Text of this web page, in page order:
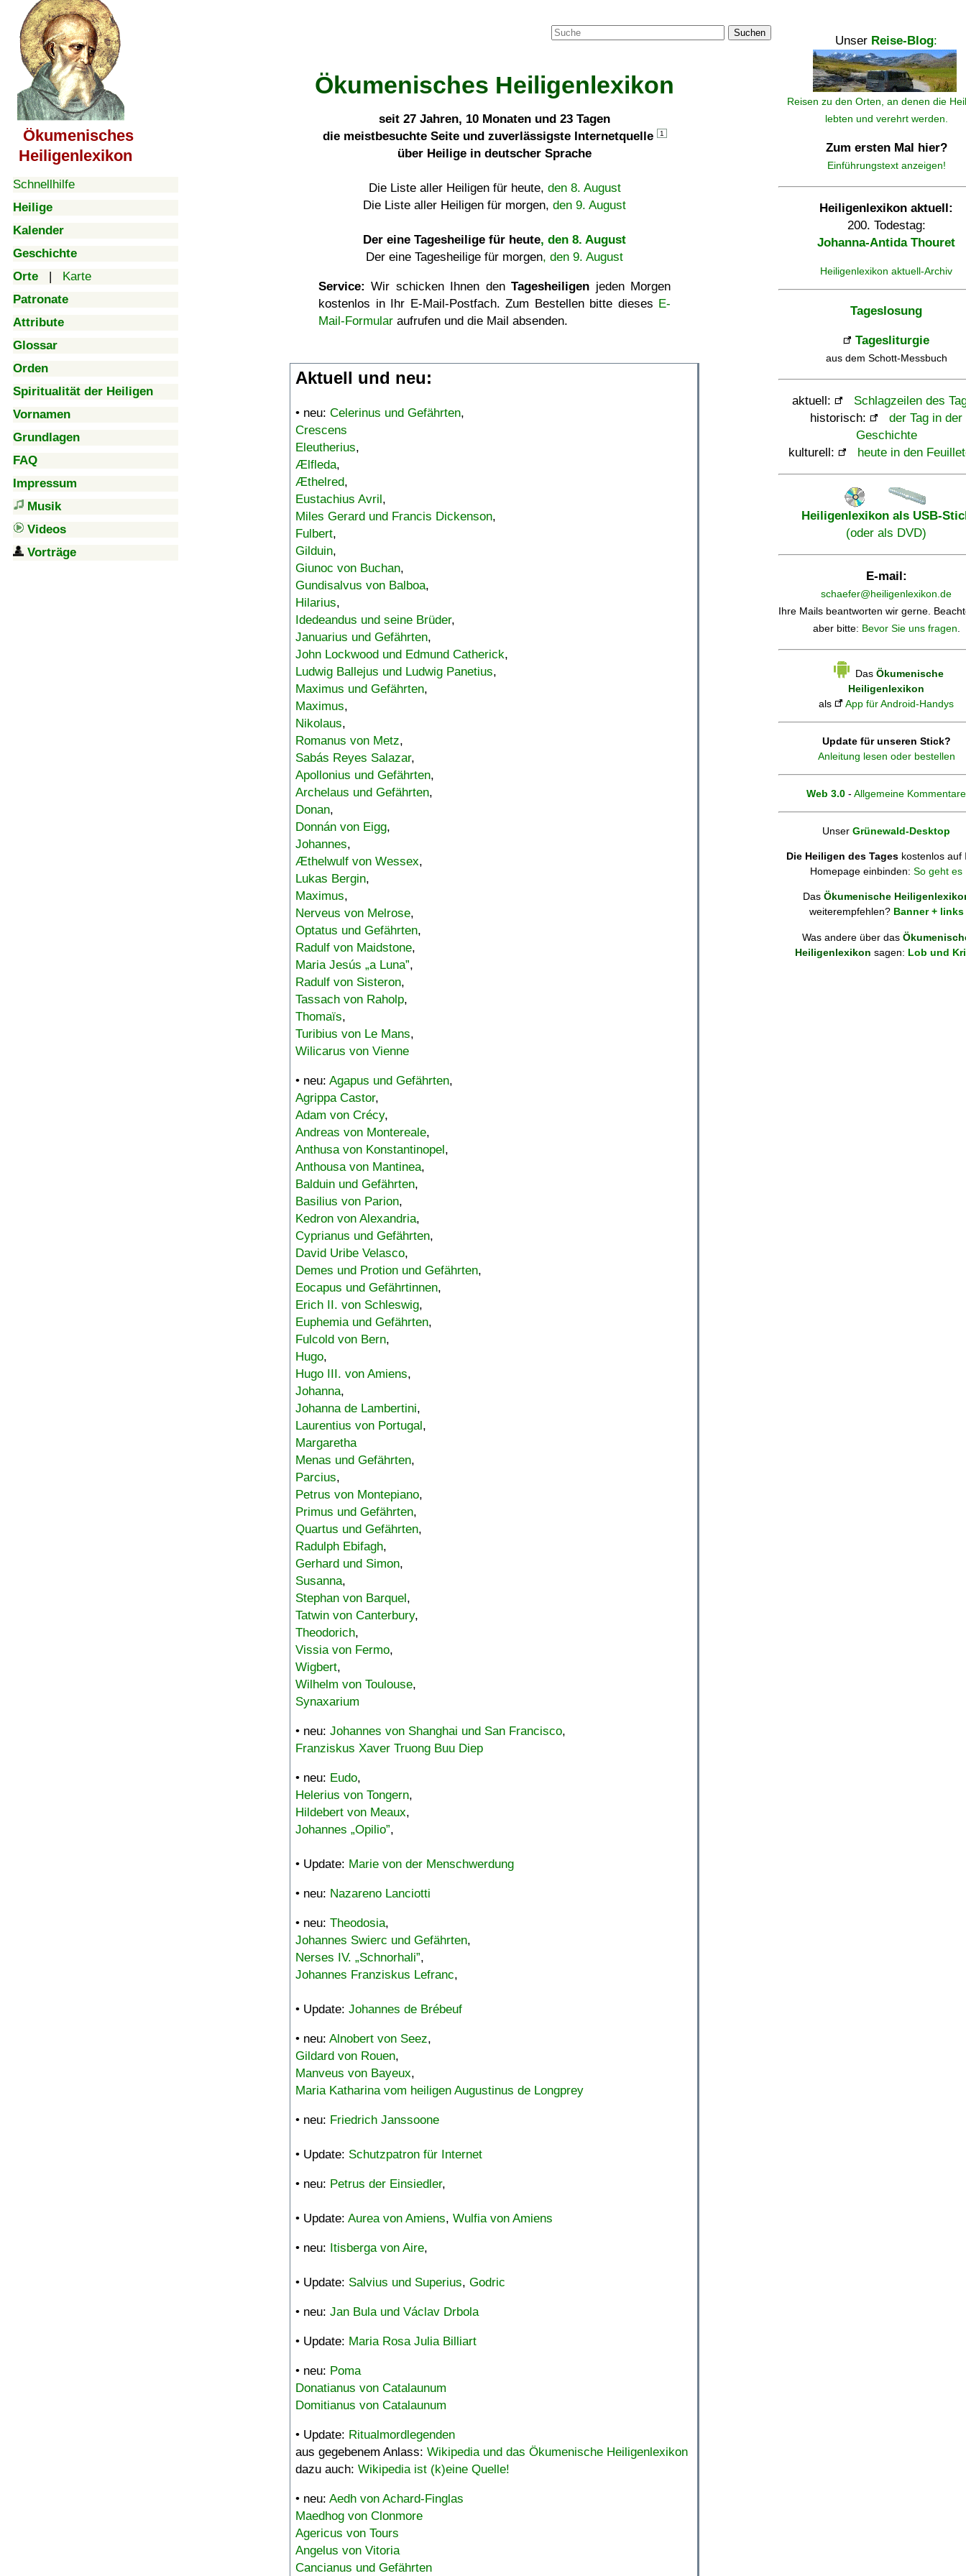
Ökumenisches
Heiligenlexikon
Schnellhilfe
Heilige
Kalender
Geschichte
Orte | Karte
Patronate
Attribute
Glossar
Orden
Spiritualität der Heiligen
Vornamen
Grundlagen
FAQ
Impressum
Musik
Videos
Vorträge
Suchen
Ökumenisches Heiligenlexikon
seit 27 Jahren, 10 Monaten und 23 Tagen
die meistbesuchte Seite und zuverlässigste Internetquelle
1
über Heilige in deutscher Sprache
Die Liste aller Heiligen für heute, den 8. August
Die Liste aller Heiligen für morgen, den 9. August
Der eine Tagesheilige für heute, den 8. August
Der eine Tagesheilige für morgen, den 9. August
Service: Wir schicken Ihnen denTagesheiligen jeden Morgen
kostenlos in Ihr E-Mail-Postfach. Zum Bestellen bitte dieses E-
Mail-Formular aufrufen und die Mail absenden.
Aktuell und neu:
• neu: Celerinus und Gefährten,
Crescens
Eleutherius,
Ælfleda,
Æthelred,
Eustachius Avril,
Miles Gerard und Francis Dickenson,
Fulbert,
Gilduin,
Giunoc von Buchan,
Gundisalvus von Balboa,
Hilarius,
Idedeandus und seine Brüder,
Januarius und Gefährten,
John Lockwood und Edmund Catherick,
Ludwig Ballejus und Ludwig Panetius,
Maximus und Gefährten,
Maximus,
Nikolaus,
Romanus von Metz,
Sabás Reyes Salazar,
Apollonius und Gefährten,
Archelaus und Gefährten,
Donan,
Donnán von Eigg,
Johannes,
Æthelwulf von Wessex,
Lukas Bergin,
Maximus,
Nerveus von Melrose,
Optatus und Gefährten,
Radulf von Maidstone,
Maria Jesús „a Luna”,
Radulf von Sisteron,
Tassach von Raholp,
Thomaïs,
Turibius von Le Mans,
Wilicarus von Vienne
• neu: Agapus und Gefährten,
Agrippa Castor,
Adam von Crécy,
Andreas von Montereale,
Anthusa von Konstantinopel,
Anthousa von Mantinea,
Balduin und Gefährten,
Basilius von Parion,
Kedron von Alexandria,
Cyprianus und Gefährten,
David Uribe Velasco,
Demes und Protion und Gefährten,
Eocapus und Gefährtinnen,
Erich II. von Schleswig,
Euphemia und Gefährten,
Fulcold von Bern,
Hugo,
Hugo III. von Amiens,
Johanna,
Johanna de Lambertini,
Laurentius von Portugal,
Margaretha
Menas und Gefährten,
Parcius,
Petrus von Montepiano,
Primus und Gefährten,
Quartus und Gefährten,
Radulph Ebifagh,
Gerhard und Simon,
Susanna,
Stephan von Barquel,
Tatwin von Canterbury,
Theodorich,
Vissia von Fermo,
Wigbert,
Wilhelm von Toulouse,
Synaxarium
• neu: Johannes von Shanghai und San Francisco,
Franziskus Xaver Truong Buu Diep
• neu: Eudo,
Helerius von Tongern,
Hildebert von Meaux,
Johannes „Opilio”,
• Update: Marie von der Menschwerdung
• neu: Nazareno Lanciotti
• neu: Theodosia,
Johannes Swierc und Gefährten,
Nerses IV. „Schnorhali”,
Johannes Franziskus Lefranc,
• Update: Johannes de Brébeuf
• neu: Alnobert von Seez,
Gildard von Rouen,
Manveus von Bayeux,
Maria Katharina vom heiligen Augustinus de Longprey
• neu: Friedrich Janssoone
• Update: Schutzpatron für Internet
• neu: Petrus der Einsiedler,
• Update: Aurea von Amiens, Wulfia von Amiens
• neu: Itisberga von Aire,
• Update: Salvius und Superius, Godric
• neu: Jan Bula und Václav Drbola
• Update: Maria Rosa Julia Billiart
• neu: Poma
Donatianus von Catalaunum
Domitianus von Catalaunum
• Update: Ritualmordlegenden
aus gegebenem Anlass: Wikipedia und das Ökumenische Heiligenlexikon
dazu auch: Wikipedia ist (k)eine Quelle!
• neu: Aedh von Achard-Finglas
Maedhog von Clonmore
Agericus von Tours
Angelus von Vitoria
Cancianus und Gefährten
Unser Reise-Blog:
Reisen zu den Orten, an denen die
lebten und verehrt werden.
Zum ersten Mal hier?
Einführungstext anzeigen!
Heiligenlexikon aktuell:
200. Todestag:
Johanna-Antida Thouret
Heiligenlexikon aktuell-Archiv
Tageslosung
Tagesliturgie
aus dem Schott-Messbuch
aktuell:
Schlagzeilen des
historisch:
der Tag in der
Geschichte
kulturell:
heute in den
Heiligenlexikon als USB-
(oder als DVD)
E-mail:
schaefer@heiligenlexikon.de
Ihre Mails beantworten wir gerne.
aber bitte: Bevor Sie uns fragen.
Das Ökumenische
Heiligenlexikon
als
App für Android-Handys
Update für unseren Stick?
Anleitung lesen oder bestellen
Web 3.0 - Allgemeine Kommentare
Unser Grünewald-Desktop
Die Heiligen des Tages kostenlos auf
Homepage einbinden: So geht es
Das Ökumenische
weiterempfehlen? Banner + links
Was andere über das
Heiligenlexikon sagen: Lob und